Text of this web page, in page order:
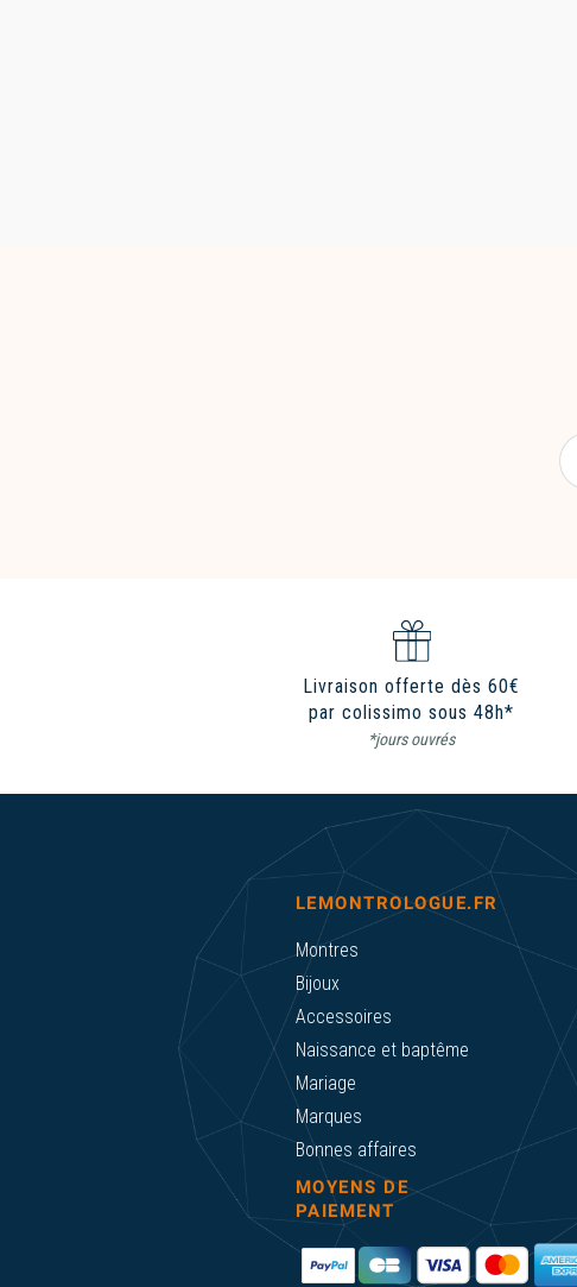
Livraison offerte dès 60€
par colissimo sous 48h*
*jours ouvrés
LEMONTROLOGUE.FR
Montres
Bijoux
Accessoires
Naissance et baptême
Mariage
Marques
Bonnes affaires
MOYENS DE
PAIEMENT